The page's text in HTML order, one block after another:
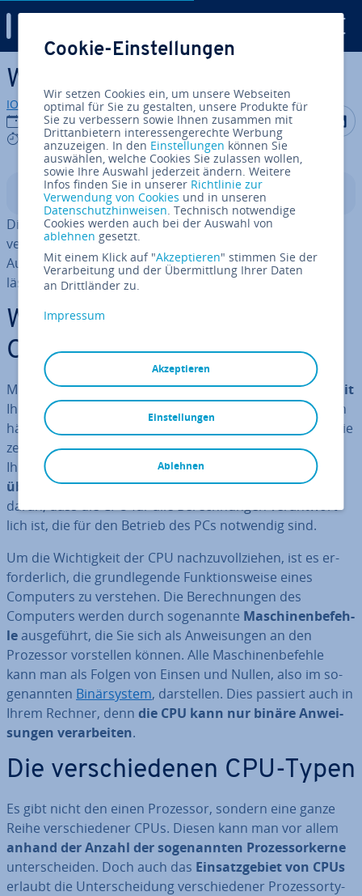
Zum Haupt­in­halt springen
Was ist eine CPU?
IONOS Redaktion
18.10.2022
8 mins
Auf Auf
In­halts­ver­zeich­nis
Die CPU ist das Herzstück Ihres Computers. In ihr
verbirgt sich vor allem die Re­chen­leis­tung, die für die
Aufgaben, die Ihr PC tag­täg­lich be­wäl­ti­gen muss, un­er­
läss­lich ist.
Wofür steht die Abkürzung
CPU?
Mit der Abkürzung CPU wird dieCentral Pro­ces­sing Unit
Ihres Computers be­zeich­net. Im Deutschen spricht man
häufig auch einfach vom Prozessor. Der Prozessor ist die
zentrale Hardware-Kom­po­nen­te und damit das Herz
Ihres PCs. Ohne ihn kann ein Computer nämlich
überhaupt nicht funk­tio­nie­ren. Das liegt vor allem
daran, dass die CPU für alle Be­rech­nun­gen ver­ant­wort­
lich ist, die für den Betrieb des PCs notwendig sind.
Um die Wich­tig­keit der CPU nach­zu­voll­zie­hen, ist es er­
for­der­lich, die grund­le­gen­de Funk­ti­ons­wei­se eines
Computers zu verstehen. Die Be­rech­nun­gen des
Computers werden durch so­ge­nann­te Ma­schi­nen­be­feh­
leaus­ge­führt, die Sie sich als An­wei­sun­gen an den
Prozessor vor­stel­len können. Alle Ma­schi­nen­be­feh­le
kann man als Folgen von Einsen und Nullen, also im so­
ge­nann­ten Bi­när­sys­tem, dar­stel­len. Dies passiert auch in
Ihrem Rechner, denn die CPU kann nur binäre An­wei­
sun­gen ver­ar­bei­ten.
Die ver­schie­de­nen CPU-Typen
Es gibt nicht den einen Prozessor, sondern eine ganze
Reihe ver­schie­de­ner CPUs. Diesen kann man vor allem
anhand der Anzahl der so­ge­nann­ten Pro­zes­sor­ker­ne
un­ter­schei­den. Doch auch das Ein­satz­ge­biet von CPUs
erlaubt die Un­ter­schei­dung ver­schie­de­ner Pro­zes­sor­ty­
Cookie-Einstellungen
Wir setzen Cookies ein, um unsere Webseiten
optimal für Sie zu gestalten, unsere Produkte für
Sie zu verbessern sowie Ihnen zusammen mit
Drittanbietern interessengerechte Werbung
anzuzeigen. In den Einstellungen können Sie
auswählen, welche Cookies Sie zulassen wollen,
sowie Ihre Auswahl jederzeit ändern. Weitere
Infos finden Sie in unserer Richtlinie zur
Verwendung von Cookies und in unseren
Datenschutzhinweisen. Technisch notwendige
Cookies werden auch bei der Auswahl von
ablehnen gesetzt.
Mit einem Klick auf "Akzeptieren" stimmen Sie der
Verarbeitung und der Übermittlung Ihrer Daten
an Drittländer zu.
Impressum
Akzeptieren
Ablehnen
Einstellungen